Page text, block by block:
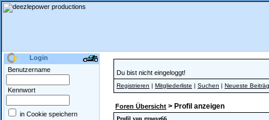
Login
Benutzername
Kennwort
in Cookie speichern
Du bist nicht eingeloggt!
Registrieren | Mitgliederliste | Suchen | Neueste
Foren Übersicht > Profil anzeigen
Profil von groove66